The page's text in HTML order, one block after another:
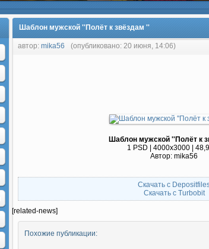
Шаблон мужской ''Полёт к звёздам ''
автор: mika56 (опубликовано: 20 июня, 14:06)
Шаблон мужской ''Полёт к
1 PSD | 4000х3000 |
Автор: mika56
Скачать с
Скачать с Turbobit
[related-news]
Похожие публикации: